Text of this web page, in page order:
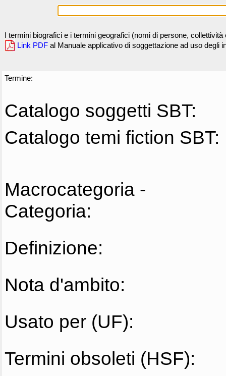
I termini biografici e i termini geografici (nomi di persone,
Link PDF al Manuale applicativo di soggettazione ad uso degli
Termine:
Catalogo soggetti SBT:
Catalogo temi fiction SBT:
Macrocategoria -
Categoria:
Definizione:
Nota d'ambito:
Usato per (UF):
Termini obsoleti (HSF):